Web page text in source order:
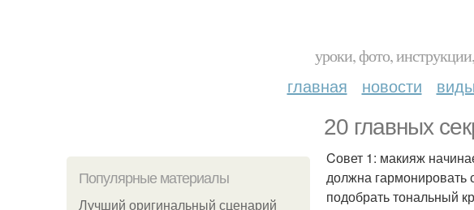
уроки, фото,
главная новости
20 главных
Популярные материалы
Лучший оригинальный сценарий
Cовет 1: макияж
должна гармонировать
подобрать тональный